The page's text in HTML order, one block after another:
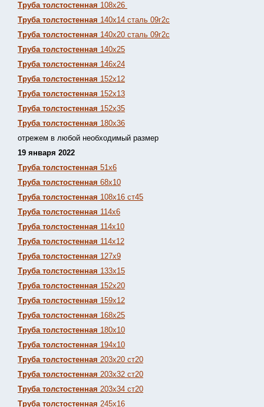
Труба толстостенная 108х26
Труба толстостенная 140х14 сталь 09г2с
Труба толстостенная 140х20 сталь 09г2с
Труба толстостенная 140х25
Труба толстостенная 146х24
Труба толстостенная 152х12
Труба толстостенная 152х13
Труба толстостенная 152х35
Труба толстостенная 180х36
отрежем в любой необходимый размер
19 января 2022
Труба толстостенная 51х6
Труба толстостенная 68х10
Труба толстостенная 108х16 ст45
Труба толстостенная 114х6
Труба толстостенная 114х10
Труба толстостенная 114х12
Труба толстостенная 127х9
Труба толстостенная 133х15
Труба толстостенная 152х20
Труба толстостенная 159х12
Труба толстостенная 168х25
Труба толстостенная 180х10
Труба толстостенная 194х10
Труба толстостенная 203х20 ст20
Труба толстостенная 203х32 ст20
Труба толстостенная 203х34 ст20
Труба толстостенная 245х16